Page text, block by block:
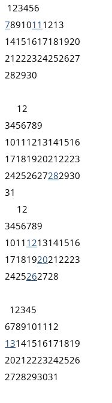
1 23456
7891011 1213
14151617181920
21 222324252627
282930
1 2
3456789
1011 1213141516
1718192021 2223
24252627282930
31
1 2
3456789
1011 1213141516
1718192021 2223
2425262728
1 2345
67891011 12
13141516171819
2021 2223242526
2728293031